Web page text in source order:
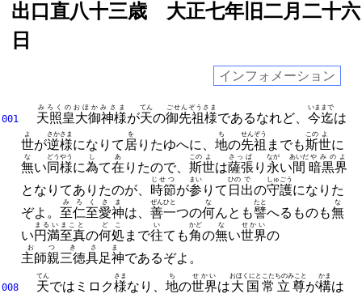
出口直八十三歳 大正七年旧二月二十六
日
インフォメーション
001 天照皇大御神様
みろくのおほかみさま
が天
てん
の御先祖様
ごせんぞうさま
であるなれど、今迄
いままで
は
世
よ
が逆様
さかさま
になりて 居
を
りたゆへに、 地
ち
の先祖
せんぞう
までも斯
この
世
よ
に
無
な
い同様
どうやう
に為
し
て在
あ
りたので、 斯
この
世
よ
は薩張
さっぱ
り 永
なが
い間
あいだ
暗黒界
やみのよ
となりてありたのが、 時節
じせつ
が参
まい
りて 日
ひの
出
で
の守護
しゅごう
になりた
ぞよ。 至仁至愛神
みろくさま
は、 善
ぜん
一
ひと
つの何
な
んとも譬
たと
へるものも無
な
い円満
まるい
至真
まこと
の何処
どこ
まで往
い
ても角
かど
の無
な
い世界
せかい
の
主師親三徳具足神
おつきさま
であるぞよ。
008 天
てん
ではミロク様
さま
なり、地
ち
の世界
せかい
は大国常立尊
おほくにとこたちのみこと
が構
かま
は